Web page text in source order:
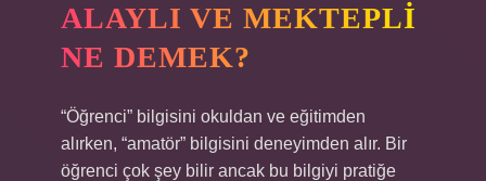
ALAYLI VE MEKTEPLI
NE DEMEK?
“Öğrenci” bilgisini okuldan ve eğitimden
alırken, “amatör” bilgisini deneyimden alır. Bir
öğrenci çok şey bilir ancak bu bilgiyi pratiğe